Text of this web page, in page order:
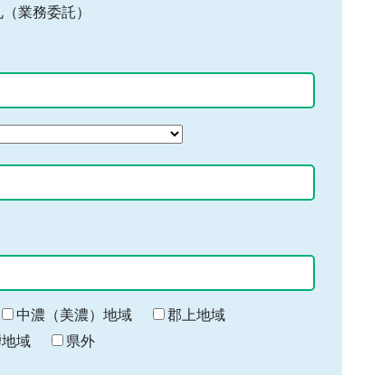
業務委託）
中濃（美濃）地域
郡上地域
域 県外